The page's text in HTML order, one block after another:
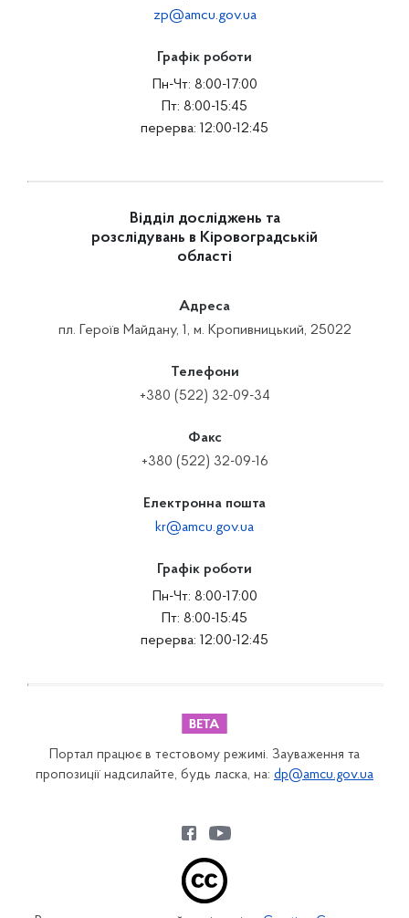
zp@amcu.gov.ua
Графік роботи
Пн-Чт: 8:00-17:00
Пт: 8:00-15:45
перерва: 12:00-12:45
Відділ досліджень та
розслідувань в Кіровоградській
області
Адреса
пл. Героїв Майдану, 1, м. Кропивницький, 25022
Телефони
+380 (522) 32-09-34
Факс
+380 (522) 32-09-16
Електронна пошта
kr@amcu.gov.ua
Графік роботи
Пн-Чт: 8:00-17:00
Пт: 8:00-15:45
перерва: 12:00-12:45
Портал працює в тестовому режимі. Зауваження та
пропозиції надсилайте, будь ласка, на: dp@amcu.gov.ua